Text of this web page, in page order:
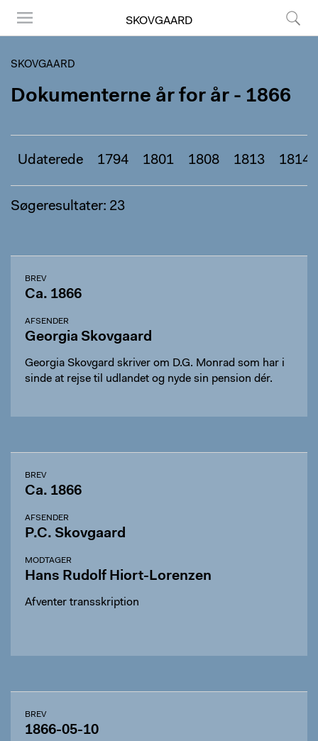
SKOVGAARD
SKOVGAARD
Dokumenterne år for år - 1866
Udaterede 1794 1801 1808 1813 1814
Søgeresultater: 23
BREV
Ca. 1866
AFSENDER
Georgia Skovgaard
Georgia Skovgard skriver om D.G. Monrad som har i
sinde at rejse til udlandet og nyde sin pension dér.
BREV
Ca. 1866
AFSENDER
P.C. Skovgaard
MODTAGER
Hans Rudolf Hiort-Lorenzen
Afventer transskription
BREV
1866-05-10